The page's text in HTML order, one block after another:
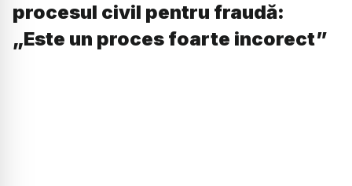
procesul civil pentru fraudă:
„Este un proces foarte incorect”